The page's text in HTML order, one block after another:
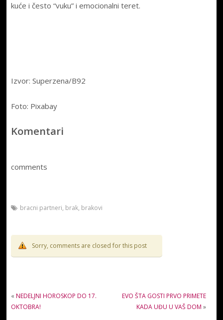
kuće i često “vuku” i emocionalni teret.
Izvor: Superzena/B92
Foto: Pixabay
Komentari
comments
bracni partneri, brak, brakovi
Sorry, comments are closed for this post
« NEDELJNI HOROSKOP DO 17.
OKTOBRA!
EVO ŠTA GOSTI PRVO PRIMETE
KADA UĐU U VAŠ DOM »